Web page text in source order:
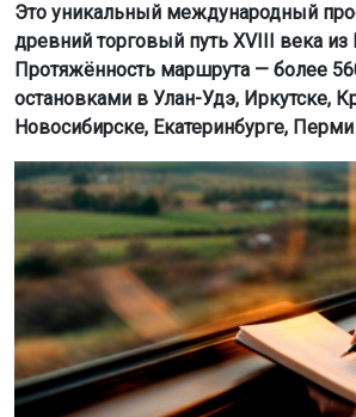
Это уникальный международный
древний торговый путь XVIII века из
Протяжённость маршрута — более
остановками в Улан-Удэ, Иркутске,
Новосибирске, Екатеринбурге,